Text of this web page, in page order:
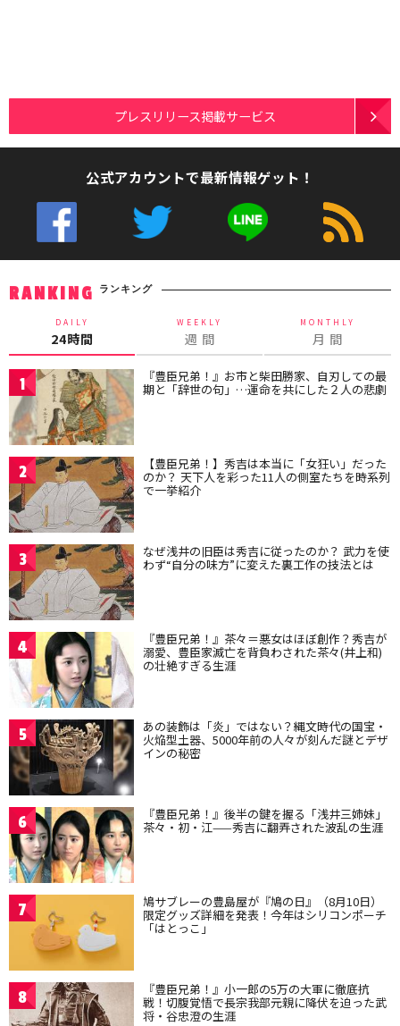
プレスリリース掲載サービス
公式アカウントで最新情報ゲット！
RANKING ランキング
DAILY
24時間
WEEKLY
週 間
MONTHLY
月 間
1 『豊臣兄弟！』お市と柴田勝家、自刃しての最
期と「辞世の句」…運命を共にした２人の悲劇
2 【豊臣兄弟！】秀吉は本当に「女狂い」だった
のか？ 天下人を彩った11人の側室たちを時系列
で一挙紹介
3 なぜ浅井の旧臣は秀吉に従ったのか？ 武力を使
わず“自分の味方”に変えた裏工作の技法とは
4 『豊臣兄弟！』茶々＝悪女はほぼ創作？秀吉が
溺愛、豊臣家滅亡を背負わされた茶々(井上和)
の壮絶すぎる生涯
5 あの装飾は「炎」ではない？縄文時代の国宝・
火焔型土器、5000年前の人々が刻んだ謎とデザ
インの秘密
6 『豊臣兄弟！』後半の鍵を握る「浅井三姉妹」
茶々・初・江——秀吉に翻弄された波乱の生涯
7 鳩サブレーの豊島屋が『鳩の日』（8月10日）
限定グッズ詳細を発表！今年はシリコンポーチ
「はとっこ」
8 『豊臣兄弟！』小一郎の5万の大軍に徹底抗
戦！切腹覚悟で長宗我部元親に降伏を迫った武
将・谷忠澄の生涯